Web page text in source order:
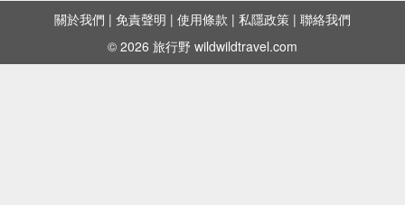
關於我們 | 免責聲明 | 使用條款 | 私隱政策 | 聯絡我們
© 2026 旅行野 wildwildtravel.com